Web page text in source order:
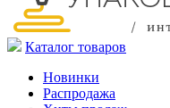
Каталог товаров
Новинки
Распродажа